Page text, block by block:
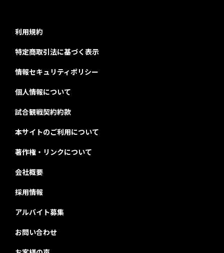
利用規約
特定商取引法に基づく表示
情報セキュリティポリシー
個人情報について
試合観戦契約約款
本サイトのご利用について
著作権・リンクについて
会社概要
採用情報
アルバイト募集
お問い合わせ